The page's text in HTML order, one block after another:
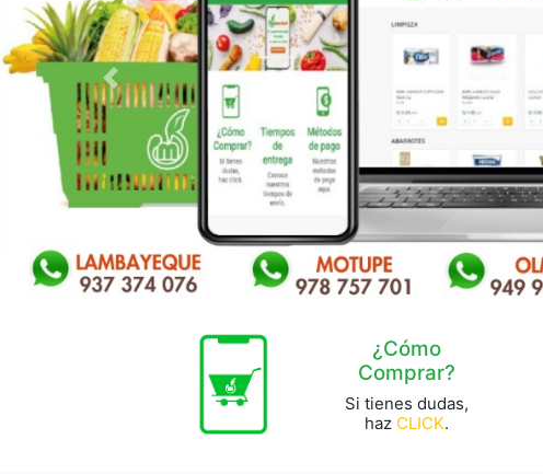
Previous
¿Cómo
Comprar?
Si tienes dudas,
haz CLICK.